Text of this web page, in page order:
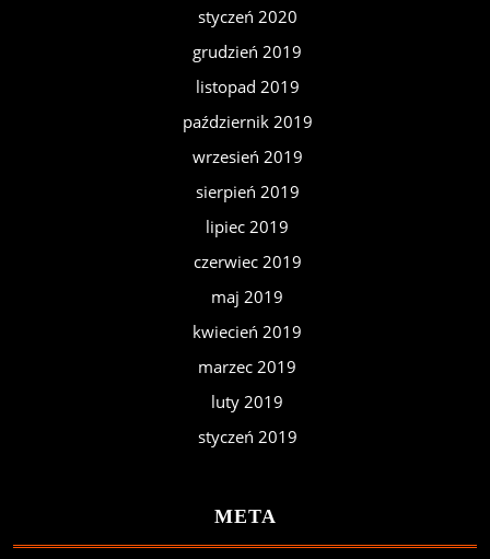
styczeń 2020
grudzień 2019
listopad 2019
październik 2019
wrzesień 2019
sierpień 2019
lipiec 2019
czerwiec 2019
maj 2019
kwiecień 2019
marzec 2019
luty 2019
styczeń 2019
META